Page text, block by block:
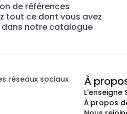
de références
tout ce dont vous avez
dans notre catalogue
réseaux sociaux À
L'enseigne
À propos